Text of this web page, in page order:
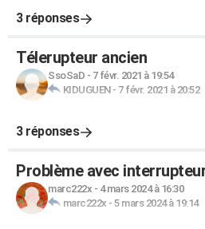
3 réponses
Télerupteur ancien
SsoSaD - 7 févr. 2021 à 19:54
KIDUGUEN- 7 févr. 2021 à 20:52
3 réponses
Problème avec
marc222x - 4 mars 2024 à 16:30
marc222x - 5 mars 2024 à 19:14